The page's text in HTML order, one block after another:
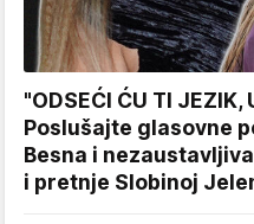
"ODSEĆI ĆU TI JEZIK,
Poslušajte glasovne
Besna i
i pretnje Slobinoj